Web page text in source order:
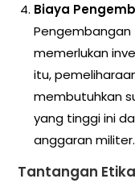
Biaya
memerlukan
itu,
membutuhkan
yang tinggi ini
anggaran militer.
Tantangan